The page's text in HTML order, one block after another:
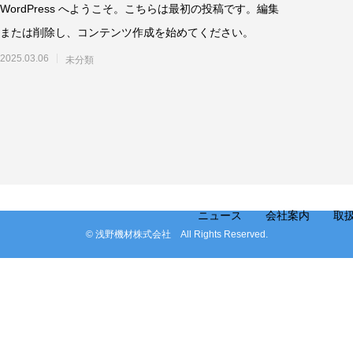
WordPress へようこそ。こちらは最初の投稿です。編集
または削除し、コンテンツ作成を始めてください。
2025.03.06 未分類
ニュース 会社案内 取
© 浅野機材株式会社 All Rights Reserved.